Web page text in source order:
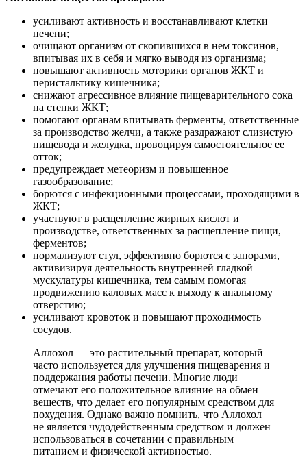
усиливают активность и восстанавливают клетки
печени;
очищают организм от скопившихся в нем токсинов,
впитывая их в себя и мягко выводя из организма;
повышают активность моторики органов ЖКТ и
перистальтику кишечника;
снижают агрессивное влияние пищеварительного сока
на стенки ЖКТ;
помогают органам впитывать ферменты, ответственные
за производство желчи, а также раздражают слизистую
пищевода и желудка, провоцируя самостоятельное ее
отток;
предупреждает метеоризм и повышенное
газообразование;
борются с инфекционными процессами, проходящими в
ЖКТ;
участвуют в расщепление жирных кислот и
производстве, ответственных за расщепление пищи,
ферментов;
нормализуют стул, эффективно борются с запорами,
активизируя деятельность внутренней гладкой
мускулатуры кишечника, тем самым помогая
продвижению каловых масс к выходу к анальному
отверстию;
усиливают кровоток и повышают проходимость
сосудов.
Аллохол — это растительный препарат, который
часто используется для улучшения пищеварения и
поддержания работы печени. Многие люди
отмечают его положительное влияние на обмен
веществ, что делает его популярным средством для
похудения. Однако важно помнить, что Аллохол
не является чудодейственным средством и должен
использоваться в сочетании с правильным
питанием и физической активностью.